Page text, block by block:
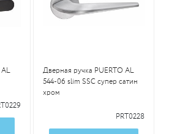
Дверная ручка PUERTO AL
544-06 slim SSC супер сатин
хром
PRT0228